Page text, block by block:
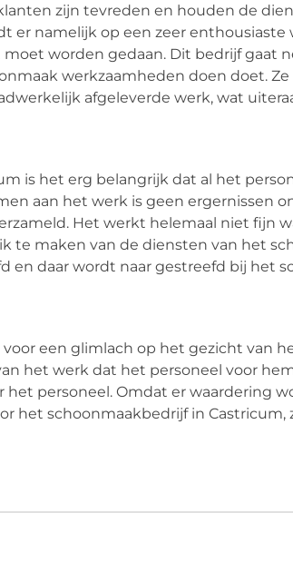
zijn tevreden en houden de
er namelijk op een zeer
worden gedaan. Dit bedrijf gaat
werkzaamheden doen doet.
afgeleverde werk, wat
is het erg belangrijk dat al het
aan het werk is geen ergernissen
Het werkt helemaal niet fijn
te maken van de diensten van het
en daar wordt naar gestreefd bij het
een glimlach op het gezicht van
het werk dat het personeel voor
personeel. Omdat er waardering
het schoonmaakbedrijf in Castricum,